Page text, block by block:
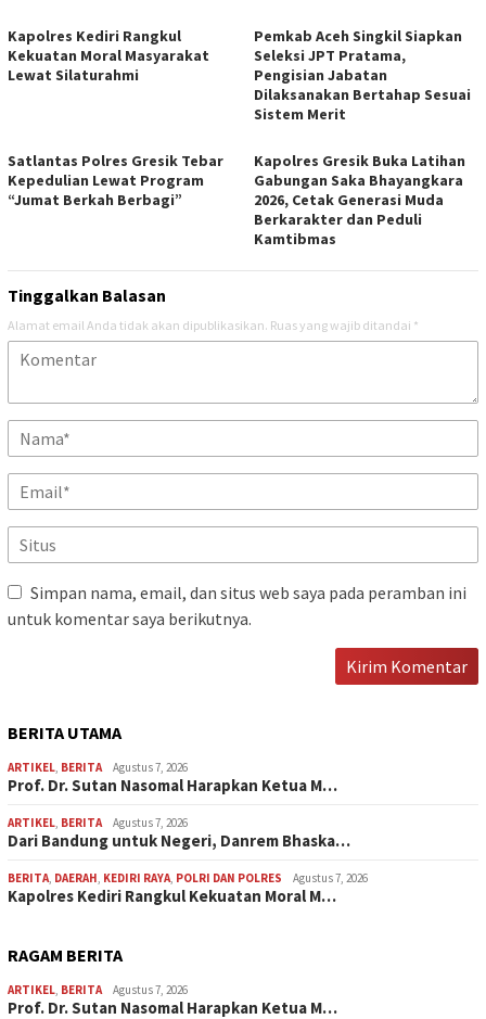
Kapolres Kediri Rangkul
Kekuatan Moral Masyarakat
Lewat Silaturahmi
Pemkab Aceh Singkil Siapkan
Seleksi JPT Pratama,
Pengisian Jabatan
Dilaksanakan Bertahap Sesuai
Sistem Merit
Satlantas Polres Gresik Tebar
Kepedulian Lewat Program
“Jumat Berkah Berbagi”
Kapolres Gresik Buka Latihan
Gabungan Saka Bhayangkara
2026, Cetak Generasi Muda
Berkarakter dan Peduli
Kamtibmas
Tinggalkan Balasan
Alamat email Anda tidak akan dipublikasikan. Ruas yang wajib ditandai *
Simpan nama, email, dan situs web saya pada peramban ini
untuk komentar saya berikutnya.
BERITA UTAMA
ARTIKEL, BERITA Agustus 7, 2026
Prof. Dr. Sutan Nasomal Harapkan Ketua M…
ARTIKEL, BERITA Agustus 7, 2026
Dari Bandung untuk Negeri, Danrem Bhaska…
BERITA, DAERAH, KEDIRI RAYA, POLRI DAN POLRES Agustus 7, 2026
Kapolres Kediri Rangkul Kekuatan Moral M…
RAGAM BERITA
ARTIKEL, BERITA Agustus 7, 2026
Prof. Dr. Sutan Nasomal Harapkan Ketua M…